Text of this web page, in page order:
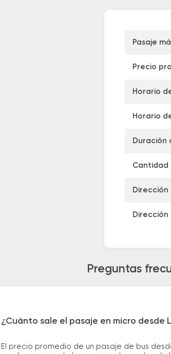
Pasaje
Precio
Horario
Horario
Duración
Cantidad
Preguntas
¿Cuánto sale el pasaje en micro desde
El precio promedio de un pasaje de bus